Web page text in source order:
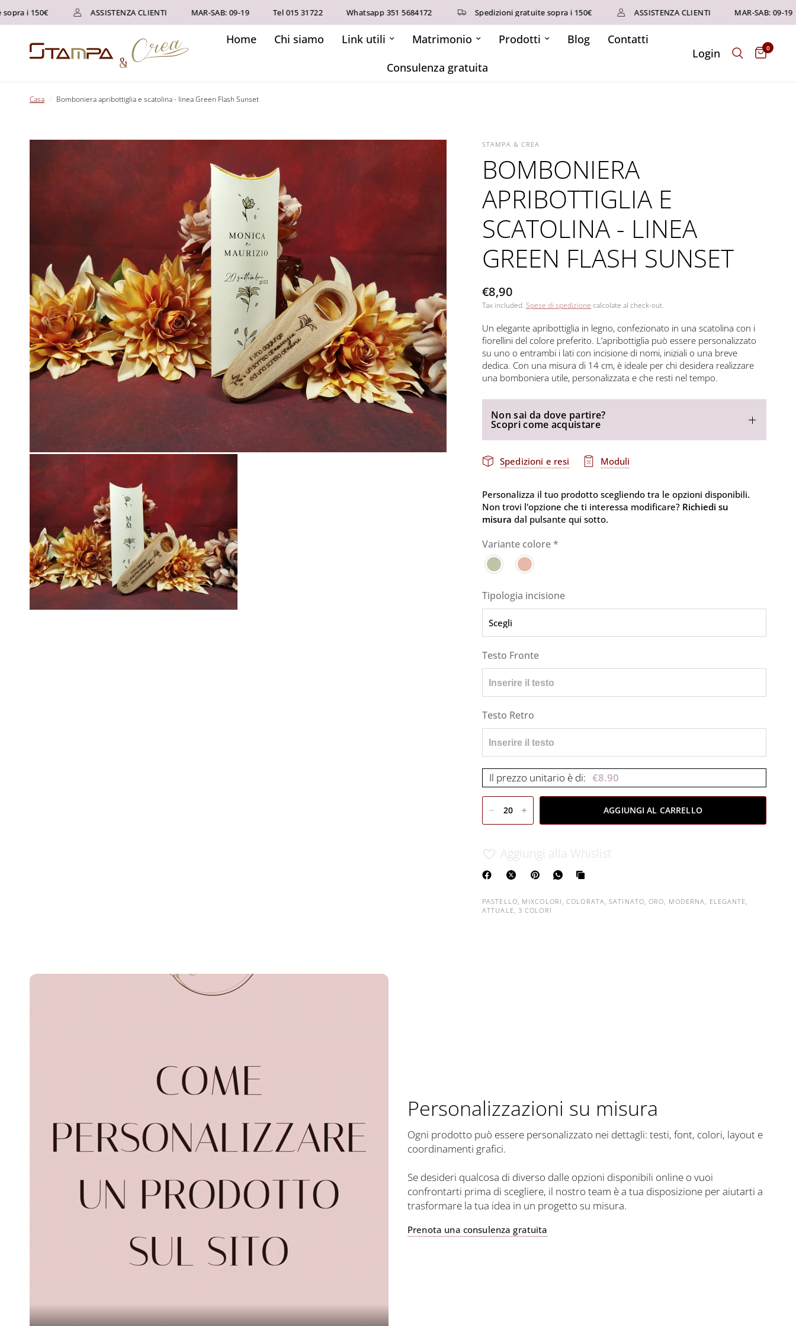
150€ ASSISTENZA CLIENTI MAR-SAB: 09-19 Tel 015 31722 Whatsapp 351 5684172 Spedizioni gratuite sopra i 150€ ASSISTENZA CLIENTI MAR-SAB: 09-19
Home Chi siamo Link utili Matrimonio Prodotti Blog
Contatti
Consulenza gratuita
Login 0
Casa / Bomboniera apribottiglia e scatolina - linea Green Flash Sunset
STAMPA & CREA
BOMBONIERA
APRIBOTTIGLIA E
SCATOLINA - LINEA
GREEN FLASH SUNSET
€8,90
Tax included. Spese di spedizione calcolate al check-out.
Un elegante apribottiglia in legno, confezionato in una scatolina con i
fiorellini del colore preferito. L’apribottiglia può essere personalizzato
su uno o entrambi i lati con incisione di nomi, iniziali o una breve
dedica. Con una misura di 14 cm, è ideale per chi desidera realizzare
una bomboniera utile, personalizzata e che resti nel tempo.
Non sai da dove partire?
Scopri come acquistare
Spedizioni e resi Moduli
Personalizza il tuo prodotto scegliendo tra le opzioni disponibili.
Non trovi l'opzione che ti interessa modificare? Richiedi su
misura dal pulsante qui sotto.
Variante colore*
Tipologia incisione
Testo Fronte
Testo Retro
Il prezzo unitario è di: €8.90
AGGIUNGI AL CARRELLO
Aggiungi alla Whislist
PASTELLO, MIXCOLORI, COLORATA, SATINATO, ORO, MODERNA, ELEGANTE,
ATTUALE, 3 COLORI
Personalizzazioni su misura
Ogni prodotto può essere personalizzato nei dettagli: testi, font, colori, layout e
coordinamenti grafici.
Se desideri qualcosa di diverso dalle opzioni disponibili online o vuoi
confrontarti prima di scegliere, il nostro team è a tua disposizione per aiutarti a
trasformare la tua idea in un progetto su misura.
Prenota una consulenza gratuita